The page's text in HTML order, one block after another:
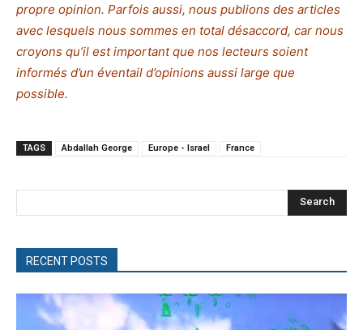
propre opinion. Parfois aussi, nous publions des articles
avec lesquels nous sommes en total désaccord, car nous
croyons qu’il est important que nos lecteurs soient
informés d’un éventail d’opinions aussi large que
possible.
TAGS Abdallah George Europe - Israel France
Search
RECENT POSTS